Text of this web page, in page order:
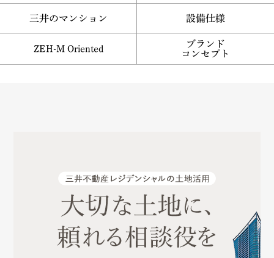
三井のマンション 設備仕様
ZEH-M Oriented
ブランド
コンセプト